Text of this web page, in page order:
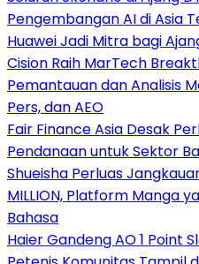
Pengembangan AI di Asia
Huawei Jadi Mitra bagi
Cision Raih MarTech
Pemantauan dan Analisis
Pers, dan AEO
Fair Finance Asia Desak
Pendanaan untuk Sektor
Shueisha Perluas
MILLION, Platform Manga
Bahasa
Haier Gandeng AO 1 Point